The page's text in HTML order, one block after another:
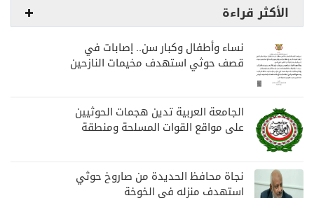
الأكثر قراءة
نساء وأطفال وكبار سن.. إصابات في
قصف حوثي استهدف مخيمات النازحين
الجامعة العربية تدين هجمات الحوثيين
على مواقع القوات المسلحة ومنطقة
نجاة محافظ الحديدة من صاروخ حوثي
استهدف منزله في الخوخة